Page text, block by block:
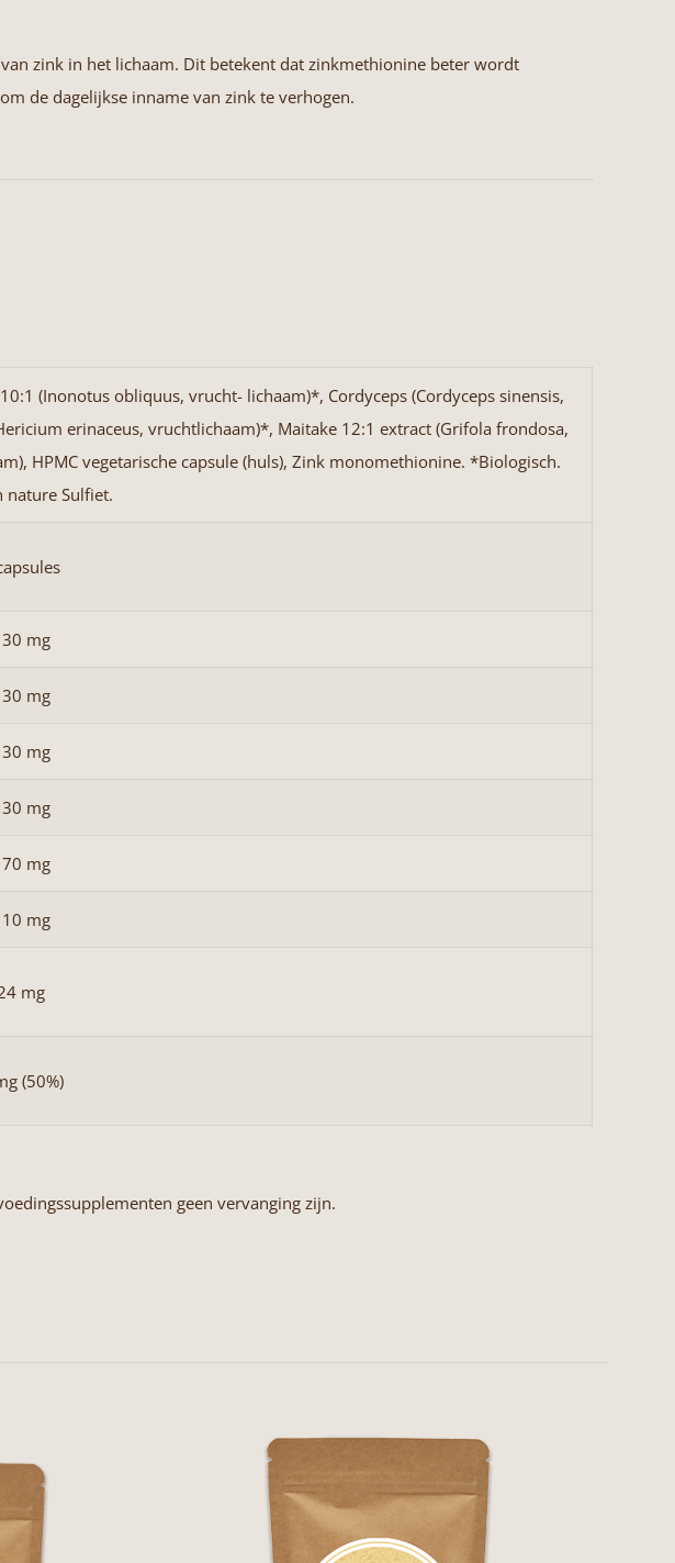
zink in het lichaam. Dit betekent dat zinkmethionine beter wordt
de dagelijkse inname van zink te verhogen.
(Inonotus obliquus, vrucht- lichaam)*, Cordyceps (Cordyceps sinensis,
erinaceus, vruchtlichaam)*, Maitake 12:1 extract (Grifola frondosa,
HPMC vegetarische capsule (huls), Zink monomethionine. *Biologisch.
nature Sulfiet.
mg
mg
mg
mg
mg
mg
mg
(50%)
geen vervanging zijn.